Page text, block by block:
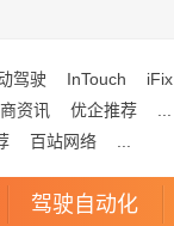
驾驶 InTouch iFix
资讯 优企推荐
百站网络
驾驶自动化